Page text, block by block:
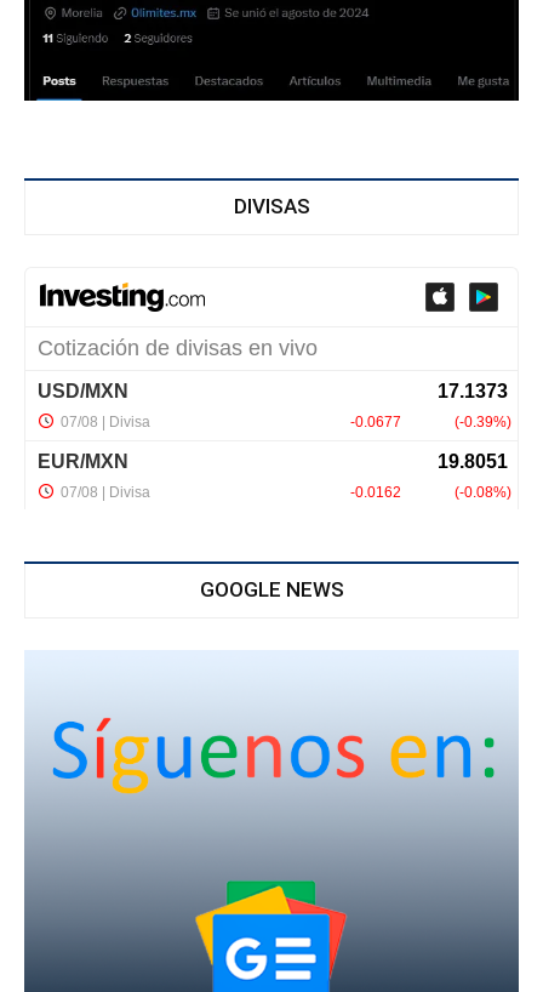
DIVISAS
GOOGLE NEWS